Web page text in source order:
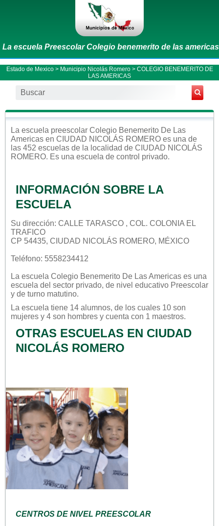
La escuela Preescolar Colegio benemerito de las americas
Estado de Mexico> Municipio Nicolás Romero> COLEGIO BENEMERITO DE
LAS AMERICAS
La escuela preescolar Colegio Benemerito De Las
Americas en CIUDAD NICOLÁS ROMERO es una de
las 452 escuelas de la localidad de CIUDAD NICOLÁS
ROMERO. Es una escuela de control privado.
INFORMACIÓN SOBRE LA
ESCUELA
Su dirección: CALLE TARASCO , COL. COLONIA EL
TRAFICO
CP 54435, CIUDAD NICOLÁS ROMERO, MÉXICO
Teléfono: 5558234412
La escuela Colegio Benemerito De Las Americas es una
escuela del sector privado, de nivel educativo Preescolar
y de turno matutino.
La escuela tiene 14 alumnos, de los cuales 10 son
mujeres y 4 son hombres y cuenta con 1 maestros.
OTRAS ESCUELAS EN CIUDAD
NICOLÁS ROMERO
CENTROS DE NIVEL PREESCOLAR